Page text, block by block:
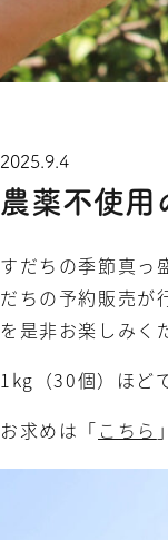
2025.9.4
農薬不使用
すだちの季節真っ
だちの予約販売が
を是非お楽しみく
1kg（30個）ほど
お求めは「 こちら